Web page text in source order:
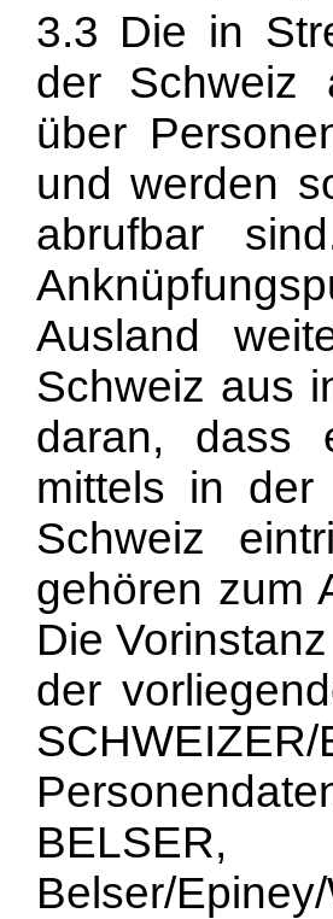
3.3 Die in
der Schweiz
über
und werden
abrufbar
Ausland
Schweiz aus
daran, dass
mittels in der
Schweiz
gehören zum
Die
der
Belser/